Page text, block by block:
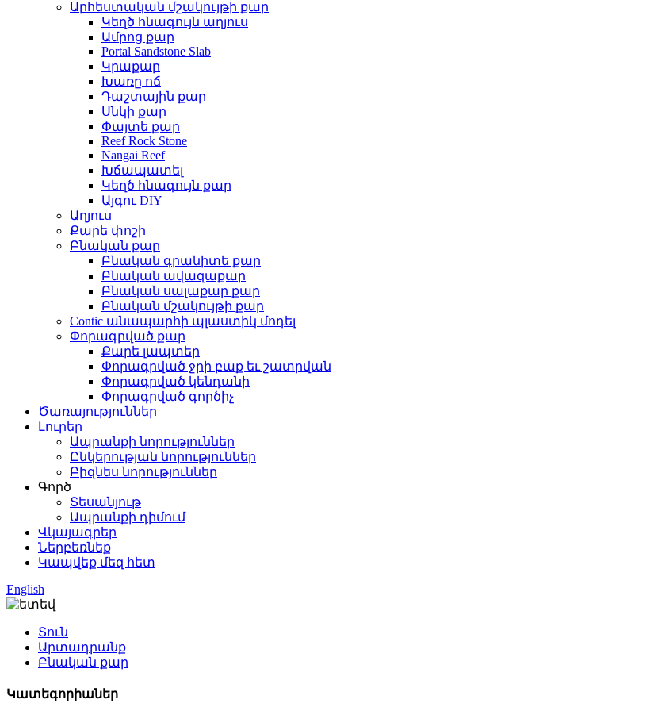
Արհեստական ​​մշակույթի քար
Կեղծ հնագույն աղյուս
Ամրոց քար
Portal Sandstone Slab
Կրաքար
Խառը ոճ
Դաշտային քար
Սնկի քար
Փայտե քար
Reef Rock Stone
Nangai Reef
Խճապատել
Կեղծ հնագույն քար
Այգու DIY
Աղյուս
Քարե փոշի
Բնական քար
Բնական գրանիտե քար
Բնական ավազաքար
Բնական սալաքար քար
Բնական մշակույթի քար
Contic անապարհի պլաստիկ մոդել
Փորագրված քար
Քարե լապտեր
Փորագրված ջրի բաք եւ շատրվան
Փորագրված կենդանի
Փորագրված գործիչ
Ծառայություններ
Լուրեր
Ապրանքի նորություններ
Ընկերության նորություններ
Բիզնես նորություններ
Գործ
Տեսանյութ
Ապրանքի դիմում
Վկայագրեր
Ներբեռնեք
Կապվեք մեզ հետ
English
Տուն
Արտադրանք
Բնական քար
Կատեգորիաներ